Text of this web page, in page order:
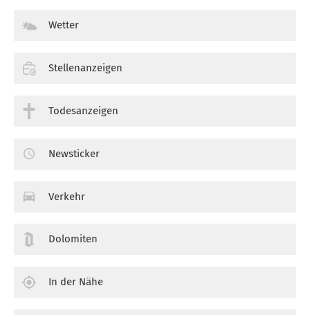
Wetter
Stellenanzeigen
Todesanzeigen
Newsticker
Verkehr
Dolomiten
In der Nähe